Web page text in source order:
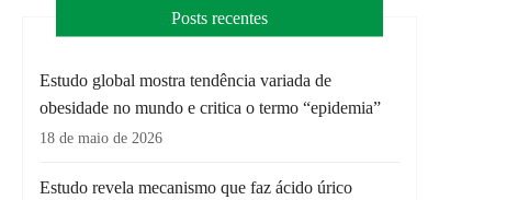
Posts recentes
Estudo global mostra tendência variada de
obesidade no mundo e critica o termo “epidemia”
18 de maio de 2026
Estudo revela mecanismo que faz ácido úrico